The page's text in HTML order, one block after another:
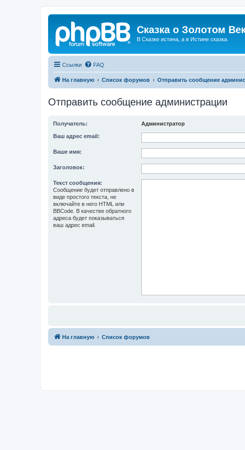
Сказка о Золотом
В Сказке истина, а в Истине сказка.
Ссылки FAQ
На главную Список форумов Отправить сообщение
Отправить сообщение администрации
Получатель: Администратор
Ваш адрес email:
Ваше имя:
Заголовок:
Текст сообщения:
Сообщение будет отправлено в
виде простого текста, не
включайте в него HTML или
BBCode. В качестве обратного
адреса будет показываться
ваш адрес email.
На главную Список форумов